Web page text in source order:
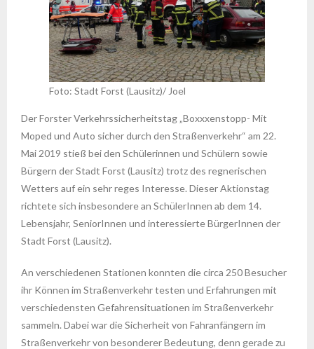
Foto: Stadt Forst (Lausitz)/ Joel
Der Forster Verkehrssicherheitstag „Boxxxenstopp- Mit
Moped und Auto sicher durch den Straßenverkehr“ am 22.
Mai 2019 stieß bei den Schülerinnen und Schülern sowie
Bürgern der Stadt Forst (Lausitz) trotz des regnerischen
Wetters auf ein sehr reges Interesse. Dieser Aktionstag
richtete sich insbesondere an SchülerInnen ab dem 14.
Lebensjahr, SeniorInnen und interessierte BürgerInnen der
Stadt Forst (Lausitz).
An verschiedenen Stationen konnten die circa 250 Besucher
ihr Können im Straßenverkehr testen und Erfahrungen mit
verschiedensten Gefahrensituationen im Straßenverkehr
sammeln. Dabei war die Sicherheit von Fahranfängern im
Straßenverkehr von besonderer Bedeutung, denn gerade zu